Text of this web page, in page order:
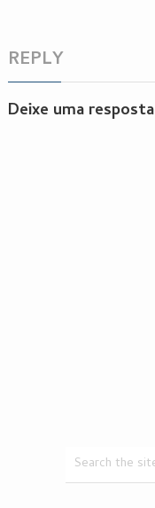
REPLY
Deixe uma resposta